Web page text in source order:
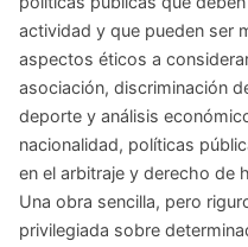
actividad y que pueden ser
aspectos éticos a
asociación, discriminación
deporte y análisis
nacionalidad, políticas
en el arbitraje y derecho de
Una obra sencilla, pero
privilegiada sobre